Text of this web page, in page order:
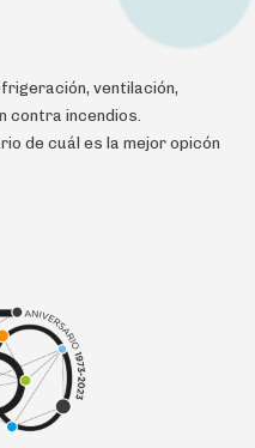
ventilación,
contra incendios.
de cuál es la mejor opicón